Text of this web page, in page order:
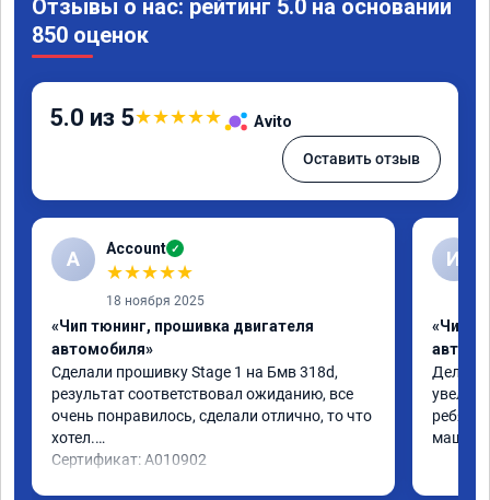
Отзывы о нас: рейтинг 5.0 на основании
850 оценок
5.0 из 5★★★★★ Avito
Оставить отзыв
A Account ✓
★★★★★
18 ноября 2025
«Чип тюнинг, прошивка двигателя
автомобиля»
Сделали прошивку Stage 1 на Бмв 318d,
результат соответствовал ожиданию, все
очень понравилось, сделали отлично, то что
хотел.
Сертификат: A010902
И
«Чип
Делали
ребята
машина